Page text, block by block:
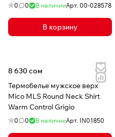
0 0 В наличииАрт. 00-028578
В корзину
8 630 сом
Термобелье мужское верх
Mico MLS Round Neck Shirt
Warm Control Grigio
0 0 В наличииАрт. IN01850